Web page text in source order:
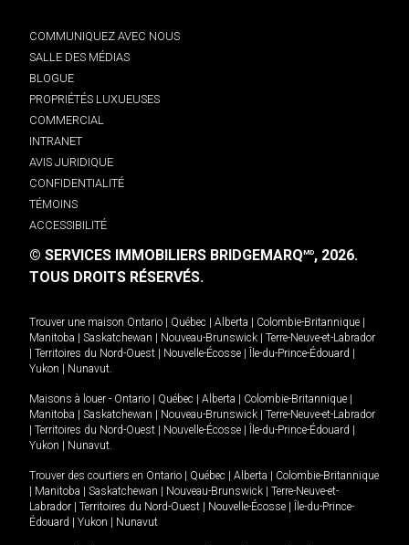
COMMUNIQUEZ AVEC NOUS
SALLE DES MÉDIAS
BLOGUE
PROPRIÉTÉS LUXUEUSES
COMMERCIAL
INTRANET
AVIS JURIDIQUE
CONFIDENTIALITÉ
TÉMOINS
ACCESSIBILITÉ
© SERVICES IMMOBILIERS BRIDGEMARQMD, 2026.
TOUS DROITS RÉSERVÉS.
Trouver une maison Ontario Québec Alberta Colombie-Britannique
Manitoba
Saskatchewan Nouveau-Brunswick
Terre-Neuve-et-Labrador
Territoires du Nord-Ouest Nouvelle-Écosse Île-du-Prince-Édouard
Yukon
Nunavut.
Maisons à louer - Ontario Québec Alberta Colombie-Britannique
Manitoba
Saskatchewan Nouveau-Brunswick
Terre-Neuve-et-Labrador
Territoires du Nord-Ouest Nouvelle-Écosse Île-du-Prince-Édouard
Yukon
Nunavut.
Trouver des courtiers en Ontario Québec Alberta
Colombie-Britannique
Manitoba Saskatchewan Nouveau-Brunswick
Terre-Neuve-et-
Labrador
Territoires du Nord-Ouest Nouvelle-Écosse
Île-du-Prince-
Édouard
Yukon Nunavut